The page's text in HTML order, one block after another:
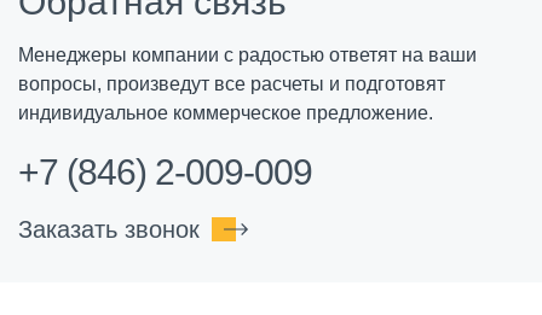
Менеджеры компании с радостью ответят на ваши
вопросы, произведут все расчеты и подготовят
индивидуальное коммерческое предложение.
+7 (846) 2-009-009
Заказать звонок